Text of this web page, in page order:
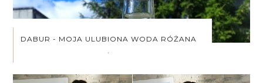
DABUR - MOJA ULUBIONA WODA RÓŻANA